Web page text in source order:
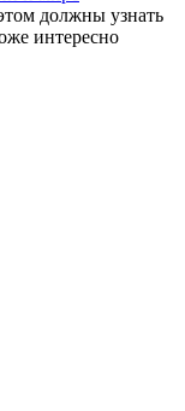
должны узнать
интересно